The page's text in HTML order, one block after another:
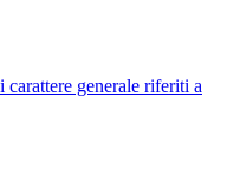
generale riferiti a